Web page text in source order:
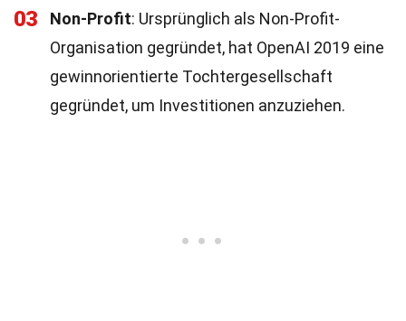
03 Non-Profit: Ursprünglich als Non-Profit-
Organisation gegründet, hat OpenAI 2019 eine
gewinnorientierte Tochtergesellschaft
gegründet, um Investitionen anzuziehen.